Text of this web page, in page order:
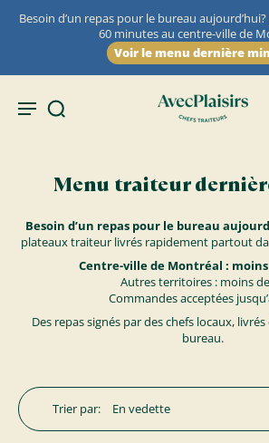
Besoin d’un repas pour le bureau
60 minutes au centre-ville de
Voir le menu dernière
Menu traiteur
Besoin d’un repas pour le bureau
plateaux traiteur livrés rapidement partout
Centre-ville de Montréal : moins
Autres territoires : moins
Commandes acceptées
Des repas signés par des chefs locaux,
bureau.
Trier par: